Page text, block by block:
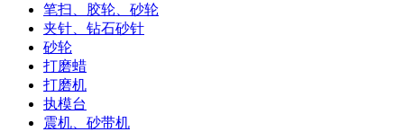
笔扫、胶轮、砂轮
夹针、钻石砂针
砂轮
打磨蜡
打磨机
执模台
震机、砂带机